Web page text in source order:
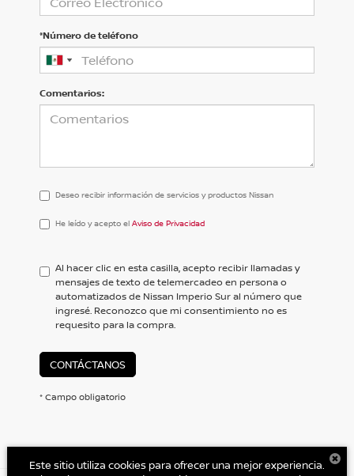
*Número de teléfono
Comentarios:
Deseo recibir información de servicios y productos Nissan
He
acepto
href='/privacy.aspx'
target='_blank'>Aviso
He leído y acepto el Aviso de Privacidad
Al hacer clic en esta casilla, acepto recibir llamadas y
mensajes de texto de telemercadeo en persona o
automatizados de Nissan Imperio Sur al número que
ingresé. Reconozco que mi consentimiento no es
requesito para la compra.
CONTÁCTANOS
* Campo obligatorio
Este sitio utiliza cookies para ofrecer una mejor experiencia.